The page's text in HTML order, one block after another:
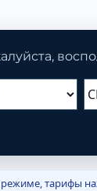
тарифы